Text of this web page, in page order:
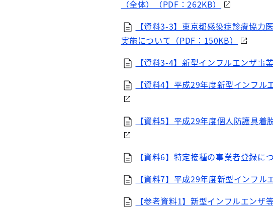
（全体）（PDF：262KB）
【資料3-3】東京都感染症診療協
実施について（PDF：150KB）
【資料3-4】新型インフルエンザ事
【資料4】平成29年度新型インフ
【資料5】平成29年度個人防護具
【資料6】特定接種の事業者登録に
【資料7】平成29年度新型インフル
【参考資料1】新型インフルエンザ